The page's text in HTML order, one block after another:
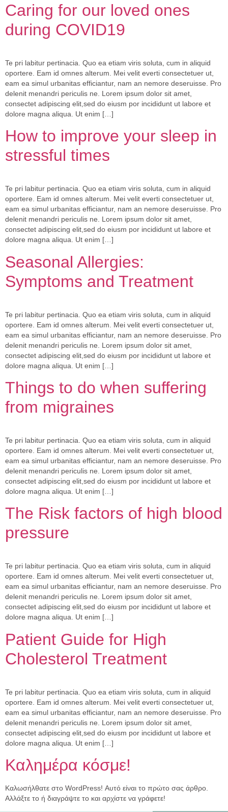
Caring for our loved ones
during COVID19
Te pri labitur pertinacia. Quo ea etiam viris soluta, cum in aliquid
oportere. Eam id omnes alterum. Mei velit everti consectetuer ut,
eam ea simul urbanitas efficiantur, nam an nemore deseruisse. Pro
delenit menandri periculis ne. Lorem ipsum dolor sit amet,
consectet adipiscing elit,sed do eiusm por incididunt ut labore et
dolore magna aliqua. Ut enim […]
How to improve your sleep in
stressful times
Te pri labitur pertinacia. Quo ea etiam viris soluta, cum in aliquid
oportere. Eam id omnes alterum. Mei velit everti consectetuer ut,
eam ea simul urbanitas efficiantur, nam an nemore deseruisse. Pro
delenit menandri periculis ne. Lorem ipsum dolor sit amet,
consectet adipiscing elit,sed do eiusm por incididunt ut labore et
dolore magna aliqua. Ut enim […]
Seasonal Allergies:
Symptoms and Treatment
Te pri labitur pertinacia. Quo ea etiam viris soluta, cum in aliquid
oportere. Eam id omnes alterum. Mei velit everti consectetuer ut,
eam ea simul urbanitas efficiantur, nam an nemore deseruisse. Pro
delenit menandri periculis ne. Lorem ipsum dolor sit amet,
consectet adipiscing elit,sed do eiusm por incididunt ut labore et
dolore magna aliqua. Ut enim […]
Things to do when suffering
from migraines
Te pri labitur pertinacia. Quo ea etiam viris soluta, cum in aliquid
oportere. Eam id omnes alterum. Mei velit everti consectetuer ut,
eam ea simul urbanitas efficiantur, nam an nemore deseruisse. Pro
delenit menandri periculis ne. Lorem ipsum dolor sit amet,
consectet adipiscing elit,sed do eiusm por incididunt ut labore et
dolore magna aliqua. Ut enim […]
The Risk factors of high blood
pressure
Te pri labitur pertinacia. Quo ea etiam viris soluta, cum in aliquid
oportere. Eam id omnes alterum. Mei velit everti consectetuer ut,
eam ea simul urbanitas efficiantur, nam an nemore deseruisse. Pro
delenit menandri periculis ne. Lorem ipsum dolor sit amet,
consectet adipiscing elit,sed do eiusm por incididunt ut labore et
dolore magna aliqua. Ut enim […]
Patient Guide for High
Cholesterol Treatment
Te pri labitur pertinacia. Quo ea etiam viris soluta, cum in aliquid
oportere. Eam id omnes alterum. Mei velit everti consectetuer ut,
eam ea simul urbanitas efficiantur, nam an nemore deseruisse. Pro
delenit menandri periculis ne. Lorem ipsum dolor sit amet,
consectet adipiscing elit,sed do eiusm por incididunt ut labore et
dolore magna aliqua. Ut enim […]
Καλημέρα κόσμε!
Καλωσήλθατε στο WordPress! Αυτό είναι το πρώτο σας άρθρο.
Αλλάξτε το ή διαγράψτε το και αρχίστε να γράφετε!